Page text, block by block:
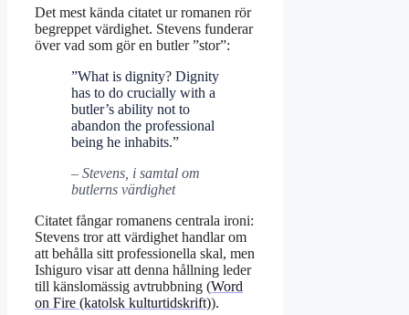
Det mest kända citatet ur romanen rör
begreppet värdighet. Stevens funderar
över vad som gör en butler ”stor”:
”What is dignity? Dignity
has to do crucially with a
butler’s ability not to
abandon the professional
being he inhabits.”
– Stevens, i samtal om
butlerns värdighet
Citatet fångar romanens centrala ironi:
Stevens tror att värdighet handlar om
att behålla sitt professionella skal, men
Ishiguro visar att denna hållning leder
till känslomässig avtrubbning (Word
on Fire (katolsk kulturtidskrift)).